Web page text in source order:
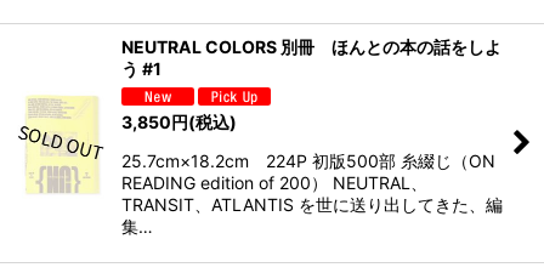
NEUTRAL COLORS 別冊 ほんとの本の話をしよ
う #1
3,850円(税込)
25.7cm×18.2cm 224P 初版500部 糸綴じ（ON
READING edition of 200） NEUTRAL、
TRANSIT、ATLANTIS を世に送り出してきた、編
集…